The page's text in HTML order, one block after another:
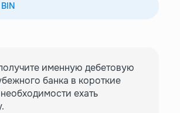
именную дебетовую
банка в короткие
ехать